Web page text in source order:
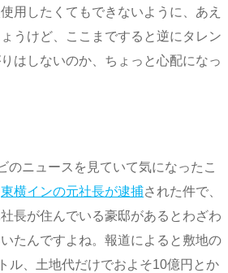
用したくてもできないように、あえ
うけど、ここまですると逆にタレン
はしないのか、ちょっと心配になっ
のニュースを見ていて気になったこ
東横インの元社長が逮捕された件で、
長が住んでいる豪邸があるとわざわ
たんですよね。報道によると敷地の
ル、土地代だけでおよそ10億円とか